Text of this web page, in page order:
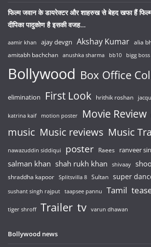
फिल्म जवान के डायरेक्टर और शाहरुख से बेहद खफा हैं फिल्म
दीपिका पादुकोण है इसकी वजह…
aamir khan ajay devgn Akshay Kumar alia
amitabh bachchan anushka sharma bb10 bigg boss
Bollywood Box Office
elimination First Look hrithik roshan
katrina kaif motion poster Movie Review
music Music reviews Music
nawazuddin siddiqui poster Raees ranveer
salman khan shah rukh khan shivaay
shraddha kapoor Splitsvilla 8 Sultan super
sushant singh rajput taapsee pannu Tamil
tiger shroff Trailer tv varun dhawan
Bollywood news